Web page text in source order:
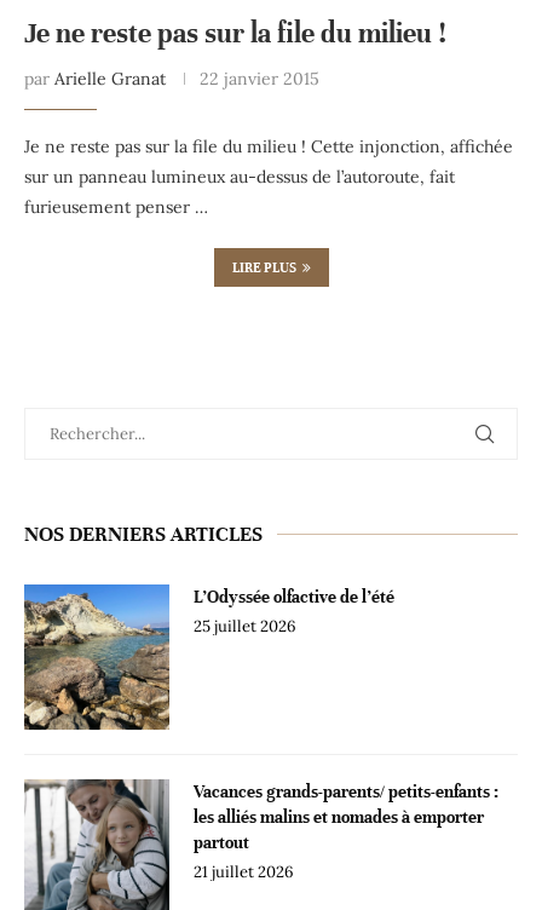
Je ne reste pas sur la file du milieu !
par Arielle Granat 22 janvier 2015
Je ne reste pas sur la file du milieu ! Cette injonction, affichée
sur un panneau lumineux au-dessus de l’autoroute, fait
furieusement penser …
LIRE PLUS
NOS DERNIERS ARTICLES
L’Odyssée olfactive de l’été
25 juillet 2026
Vacances grands-parents/ petits-enfants :
les alliés malins et nomades à emporter
partout
21 juillet 2026